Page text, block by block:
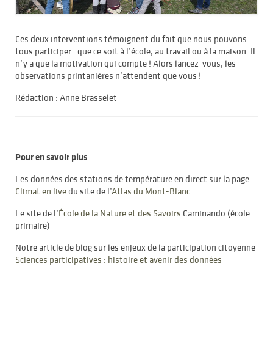
Ces deux interventions témoignent du fait que nous pouvons
tous participer : que ce soit à l’école, au travail ou à la maison. Il
n’y a que la motivation qui compte ! Alors lancez-vous, les
observations printanières n’attendent que vous !
Rédaction : Anne Brasselet
Pour en savoir plus
Les données des stations de température en direct sur la page
Climat en live du site de l’Atlas du Mont-Blanc
Le site de l’École de la Nature et des Savoirs Caminando (école
primaire)
Notre article de blog sur les enjeux de la participation citoyenne
Sciences participatives : histoire et avenir des données